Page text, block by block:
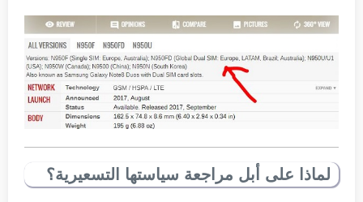
لماذا على أبل مراجعة سياستها التسعيرية؟